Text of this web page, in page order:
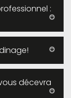
:
décevra